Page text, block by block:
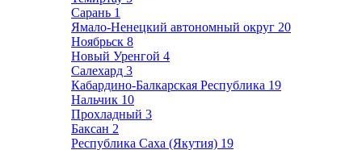
Сарань 1
Ямало-Ненецкий автономный округ 20
Ноябрьск 8
Новый Уренгой 4
Салехард 3
Кабардино-Балкарская Республика 19
Нальчик 10
Прохладный 3
Баксан 2
Республика Саха (Якутия) 19